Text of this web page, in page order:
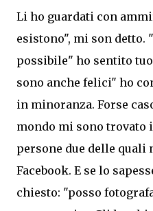
Li ho guardati con
esistono", mi son detto.
possibile" ho sentito
sono anche felici" ho
in minoranza. Forse
mondo mi sono trovato
persone due delle
Facebook. E se lo
chiesto: "posso